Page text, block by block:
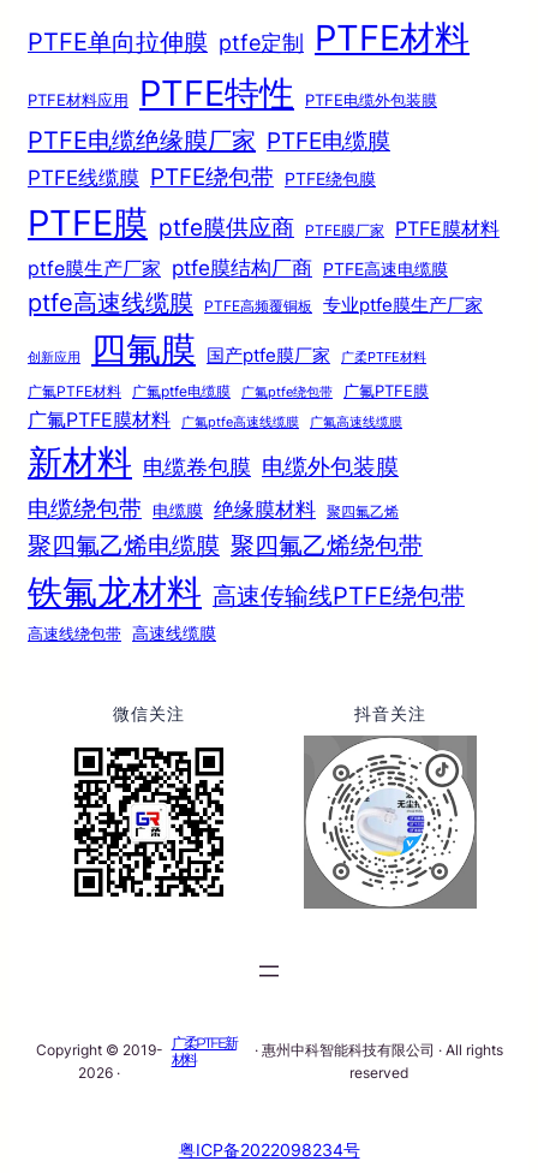
PTFE单向拉伸膜 ptfe定制 PTFE材料
PTFE材料应用 PTFE特性 PTFE电缆外包装膜
PTFE电缆绝缘膜厂家 PTFE电缆膜
PTFE线缆膜 PTFE绕包带 PTFE绕包膜
PTFE膜 ptfe膜供应商 PTFE膜厂家 PTFE膜材料
ptfe膜生产厂家 ptfe膜结构厂商 PTFE高速电缆膜
ptfe高速线缆膜 PTFE高频覆铜板 专业ptfe膜生产厂家
创新应用 四氟膜 国产ptfe膜厂家 广柔PTFE材料
广氟PTFE材料 广氟ptfe电缆膜 广氟ptfe绕包带 广氟PTFE膜
广氟PTFE膜材料 广氟ptfe高速线缆膜 广氟高速线缆膜
新材料 电缆卷包膜 电缆外包装膜
电缆绕包带 电缆膜 绝缘膜材料 聚四氟乙烯
聚四氟乙烯电缆膜 聚四氟乙烯绕包带
铁氟龙材料 高速传输线PTFE绕包带
高速线绕包带 高速线缆膜
微信关注 抖音关注
Copyright © 2019-
2026 ·
广柔PTFE新
材料
· 惠州中科智能科技有限公司 · All rights
reserved
粤ICP备2022098234号